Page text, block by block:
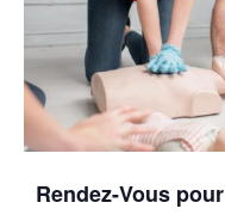
Rendez-Vous